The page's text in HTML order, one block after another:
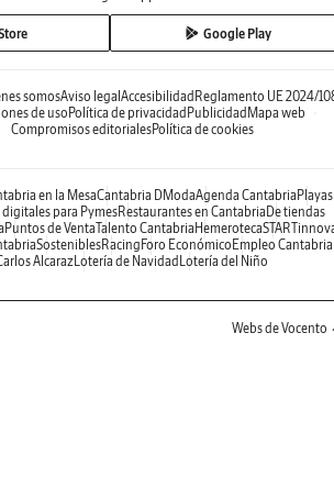
Google Play
somosAviso legal Accesibilidad Reglamento UE 2024/
de usoPolítica de privacidad Publicidad Mapa web
Compromisos editorialesPolítica de cookies
en la MesaCantabria DModaAgenda Cantabria Playas
para PymesRestaurantes en Cantabria De tiendas
Puntos de VentaTalento Cantabria Hemeroteca
SosteniblesRacing Foro Económico Empleo Cantabria
AlcarazLotería de Navidad Lotería del Niño
Webs de Vocento